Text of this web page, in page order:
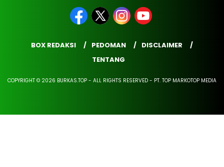
BOX REDAKSI PEDOMAN
DISCLAIMER
TENTANG
COPYRIGHT © 2026 BURKAS.TOP - ALL RIGHTS RESERVED - PT. TOP MARKOTOP MEDIA